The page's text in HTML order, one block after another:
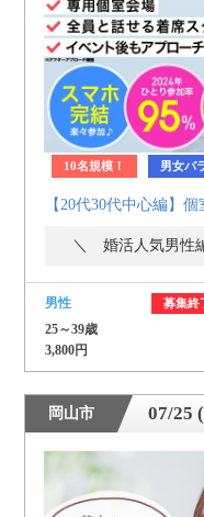
10名規模！ 男女バ
【20代30代中心編】
＼ 婚活人気男性
男性 募集終
25～39歳
3,800円
岡山市 07/25